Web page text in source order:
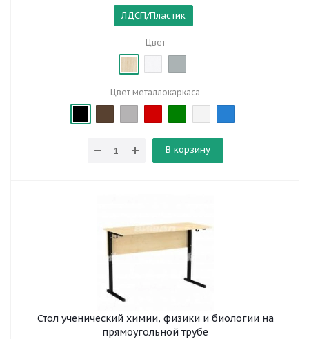
ЛДСП/Пластик
Цвет
Цвет металлокаркаса
В корзину
Стол ученический химии, физики и биологии на
прямоугольной трубе